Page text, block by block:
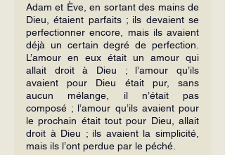
Adam et Ève, en sortant des mains de
Dieu, étaient parfaits ; ils devaient se
perfectionner encore, mais ils avaient
déjà un certain degré de perfection.
L’amour en eux était un amour qui
allait droit à Dieu ; l’amour qu’ils
avaient pour Dieu était pur, sans
aucun mélange, il n’était pas
composé ; l’amour qu’ils avaient pour
le prochain était tout pour Dieu, allait
droit à Dieu ; ils avaient la simplicité,
mais ils l’ont perdue par le péché.